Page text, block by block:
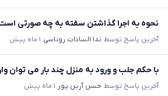
نحوه به اجرا گذاشتن سفته به چه صورتی
آخرین پاسخ توسط ندا السادات روناسی ۱ ماه پیش
با حکم جلب و ورود به منزل چند بار می توان
آخرین پاسخ توسط حسن آرین پور ۱ ماه پیش